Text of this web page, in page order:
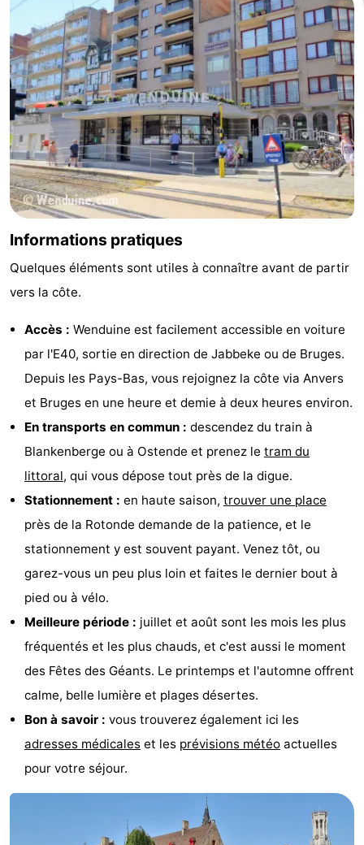
Informations pratiques
Quelques éléments sont utiles à connaître avant de partir
vers la côte.
Accès : Wenduine est facilement accessible en voiture
par l'E40, sortie en direction de Jabbeke ou de Bruges.
Depuis les Pays-Bas, vous rejoignez la côte via Anvers
et Bruges en une heure et demie à deux heures environ.
En transports en commun : descendez du train à
Blankenberge ou à Ostende et prenez le tram du
littoral, qui vous dépose tout près de la digue.
Stationnement : en haute saison, trouver une place
près de la Rotonde demande de la patience, et le
stationnement y est souvent payant. Venez tôt, ou
garez-vous un peu plus loin et faites le dernier bout à
pied ou à vélo.
Meilleure période : juillet et août sont les mois les plus
fréquentés et les plus chauds, et c'est aussi le moment
des Fêtes des Géants. Le printemps et l'automne offrent
calme, belle lumière et plages désertes.
Bon à savoir : vous trouverez également ici les
adresses médicales et les prévisions météo actuelles
pour votre séjour.